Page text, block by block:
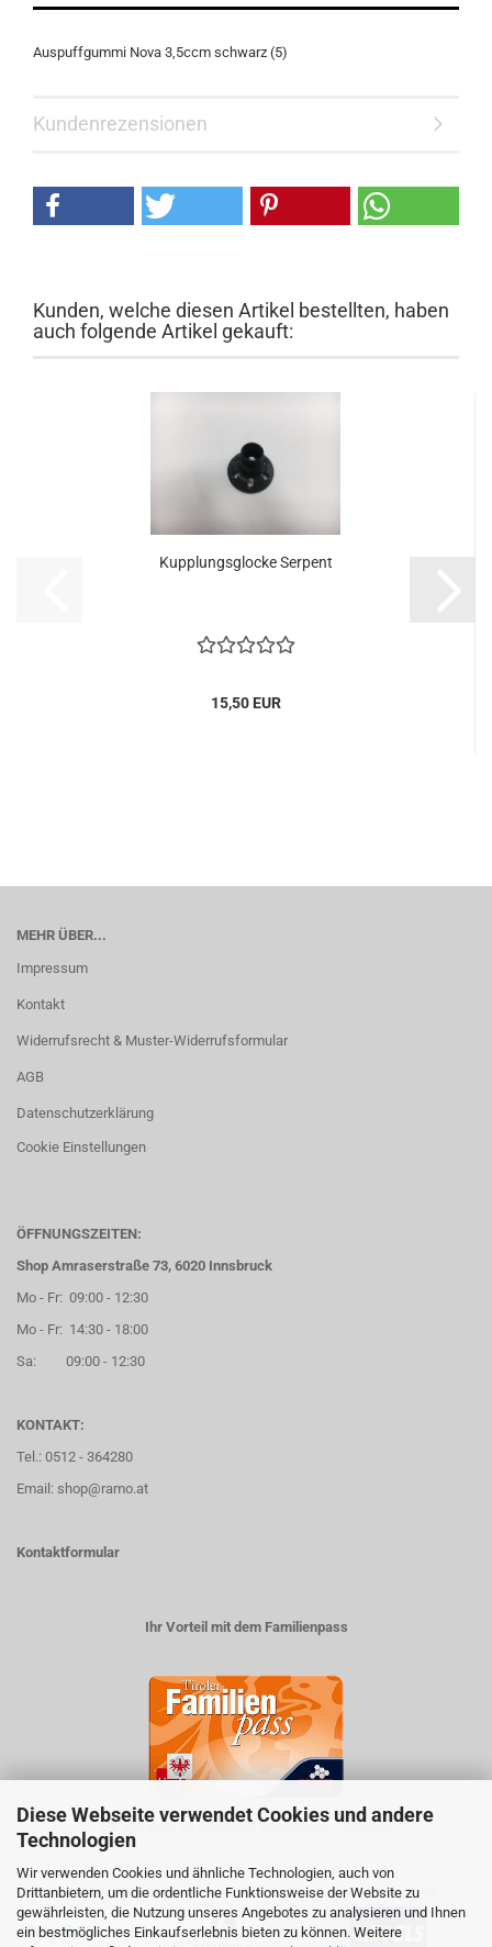
Diese Webseite verwendet Cookies und andere
Technologien
Wir verwenden Cookies und ähnliche Technologien, auch von
Drittanbietern, um die ordentliche Funktionsweise der Website zu
gewährleisten, die Nutzung unseres Angebotes zu analysieren und Ihnen
ein bestmögliches Einkaufserlebnis bieten zu können. Weitere
Auspuffgummi Nova 3,5ccm schwarz (5)
Kundenrezensionen
Kunden, welche diesen Artikel bestellten, haben
auch folgende Artikel gekauft:
Kupplungsglocke Serpent
15,50 EUR
MEHR ÜBER...
Impressum
Kontakt
Widerrufsrecht & Muster-Widerrufsformular
AGB
Datenschutzerklärung
Cookie Einstellungen
ÖFFNUNGSZEITEN:
Shop Amraserstraße 73, 6020 Innsbruck
Mo - Fr: 09:00 - 12:30
Mo - Fr: 14:30 - 18:00
Sa: 09:00 - 12:30
KONTAKT:
Tel.: 0512 - 364280
Email: shop@ramo.at
Kontaktformular
Ihr Vorteil mit dem Familienpass
5% auf viele im Geschäft erhältlichen Produkte
ZAHLUNGSARTEN VERSANDART: